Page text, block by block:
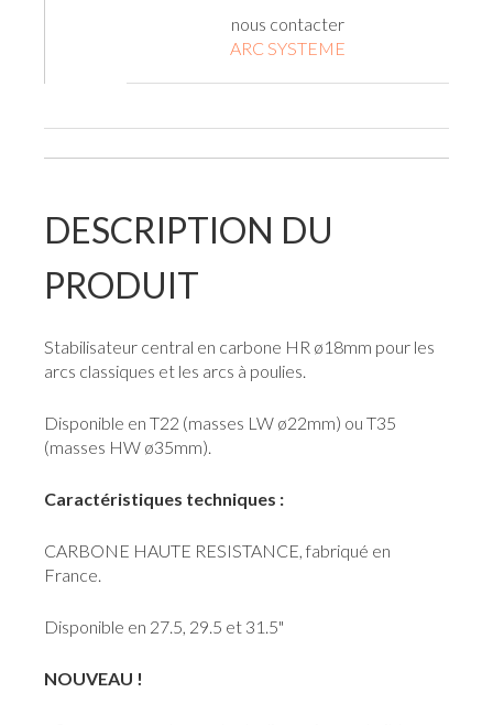
nous contacter
ARC SYSTEME
DESCRIPTION DU
PRODUIT
Stabilisateur central en carbone HR ø18mm pour les
arcs classiques et les arcs à poulies.
Disponible en T22 (masses LW ø22mm) ou T35
(masses HW ø35mm).
Caractéristiques techniques :
CARBONE HAUTE RESISTANCE, fabriqué en
France.
Disponible en 27.5, 29.5 et 31.5"
NOUVEAU !